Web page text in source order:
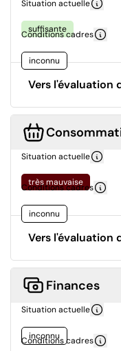
Situation actuelle
suffisante
Conditions cadres
inconnu
Vers l'évaluation
Situation actuelle
très mauvaise
Conditions cadres
inconnu
Vers l'évaluation
Finances
Situation actuelle
inconnu
Conditions cadres